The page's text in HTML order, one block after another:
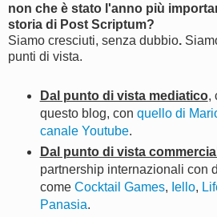
non che è stato l'anno più
storia di Post Scriptum?
Siamo cresciuti, senza dubbio.
punti di vista.
Dal punto di vista mediatico,
questo blog, con quello di
canale Youtube.
Dal punto di vista
partnership internazionali con
come Cocktail Games, Iello,
Panasia.